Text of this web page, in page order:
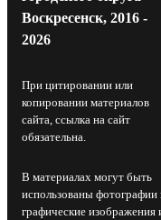
Воскресенск, 2016 -
2026
При цитировании или
копировании материалов
сайта, ссылка на сайт
обязательна.
В материалах могут быть
использованы фотографии
графические изображения